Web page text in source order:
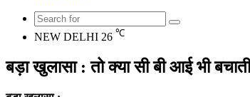
Search
NEW DELHI 26 ℃
बड़ा खुलासा : तो क्या सी बी आई भी